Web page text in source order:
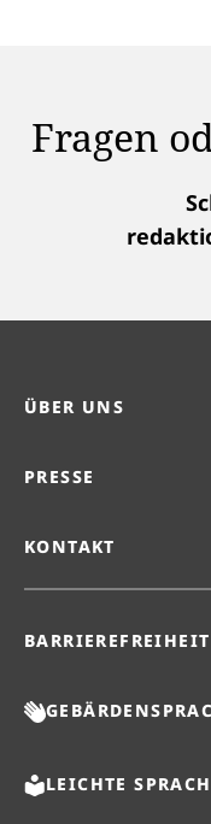
Fragen
ÜBER UNS
PRESSE
KONTAKT
BARRIEREFREIHEIT
LEICHTE